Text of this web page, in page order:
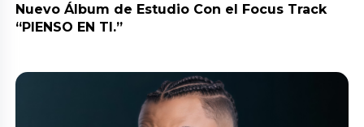
Nuevo Álbum de Estudio Con el Focus Track
“PIENSO EN TI.”